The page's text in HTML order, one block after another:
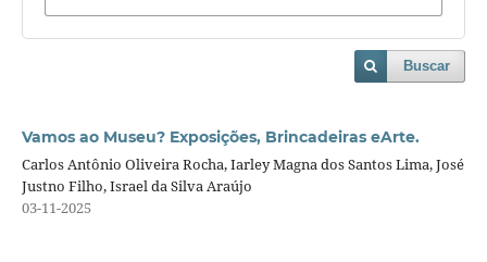
Buscar
Vamos ao Museu? Exposições, Brincadeiras eArte.
Carlos Antônio Oliveira Rocha, Iarley Magna dos Santos Lima, José
Justno Filho, Israel da Silva Araújo
03-11-2025